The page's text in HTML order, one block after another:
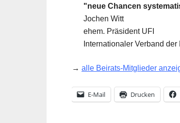
"neue Chancen
Jochen Witt
ehem. Präsident UFI
Internationaler Verband
→ alle Beirats-Mitglieder
E-Mail Drucken